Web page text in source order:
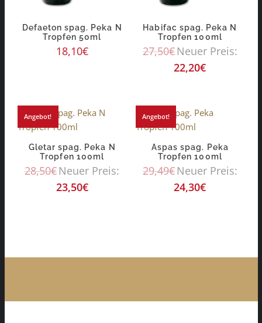
Defaeton spag. Peka N
Tropfen 50ml
18,10€
Habifac spag. Peka N
Tropfen 100ml
27,50€Neuer Preis:
22,20€
Angebot!
Gletar spag. Peka N
Tropfen 100ml
28,50€Neuer Preis:
23,50€
Angebot!
Aspas spag. Peka
Tropfen 100ml
29,49€Neuer Preis:
24,30€